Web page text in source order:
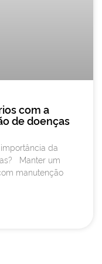
com a
de doenças
da
Manter um
manutenção